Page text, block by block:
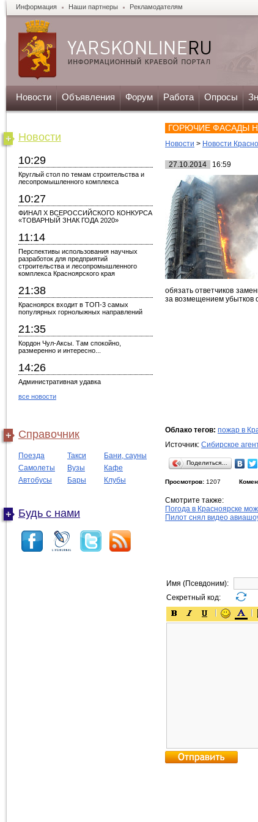
Информация Наши партнеры Рекламодателям
Новости Объявления Форум Работа Опросы
Новости
10:29
Круглый стол по темам строительства и
лесопромышленного комплекса
10:27
ФИНАЛ X ВСЕРОССИЙСКОГО КОНКУРСА
«ТОВАРНЫЙ ЗНАК ГОДА 2020»
11:14
Перспективы использования научных
разработок для предприятий
строительства и лесопромышленного
комплекса Красноярского края
21:38
Красноярск входит в ТОП-3 самых
популярных горнолыжных направлений
21:35
Кордон Чул-Аксы. Там спокойно,
размеренно и интересно...
14:26
Административная удавка
все новости
Справочник
Поезда Такси
Бани, сауны
Самолеты
Вузы
Кафе
Автобусы
Бары Клубы
Будь с нами
ГОРЮЧИЕ ФАСАДЫ
Новости > Новости
27.10.2014
16:59
обязать ответчиков
за возмещением убытков
Облако тегов: пожар в
Источник: Сибирское
Поделиться…
Просмотров: 1207
Смотрите также:
Погода в Красноярске
Пилот снял видео
Имя (Псевдоним):
Секретный код: